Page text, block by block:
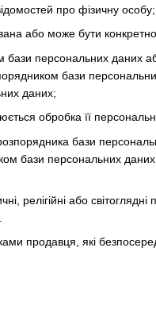
про фізичну особу;
або може бути
бази персональних даних
бази
даних;
обробка її
бази
бази персональних
релігійні або
продавця, які